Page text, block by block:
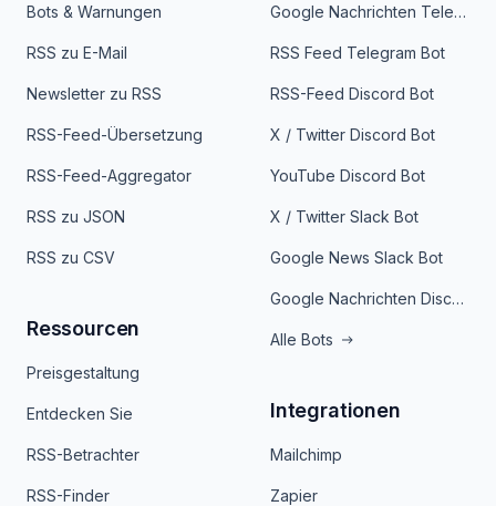
Bots & Warnungen
RSS zu E-Mail
Newsletter zu RSS
RSS-Feed-Übersetzung
RSS-Feed-Aggregator
RSS zu JSON
RSS zu CSV
Ressourcen
Preisgestaltung
Entdecken Sie
RSS-Betrachter
RSS-Finder
Google Nachrichten Telegram Bot
RSS Feed Telegram Bot
RSS-Feed Discord Bot
X / Twitter Discord Bot
YouTube Discord Bot
X / Twitter Slack Bot
Google News Slack Bot
Google Nachrichten Discord Bot
Alle Bots
Integrationen
Mailchimp
Zapier